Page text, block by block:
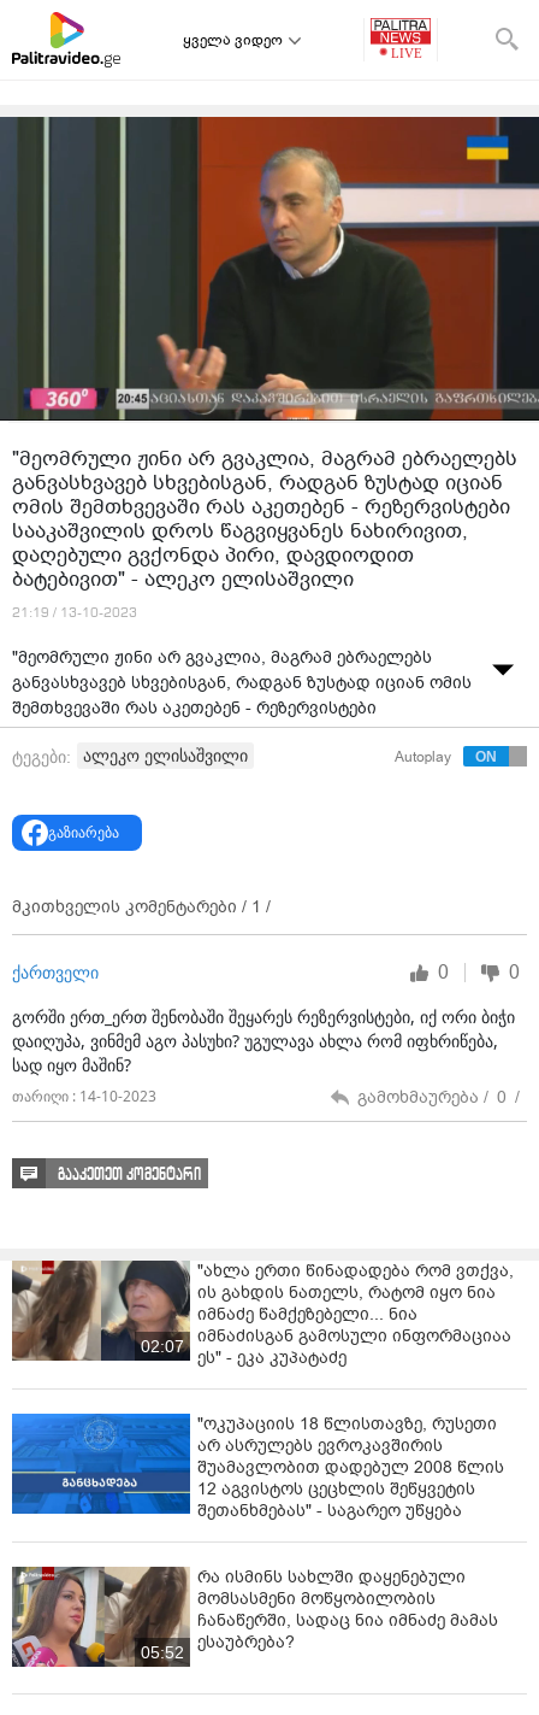
ყველა ვიდეო
"მეომრული ჟინი არ გვაკლია, მაგრამ ებრაელებს
განვასხვავებ სხვებისგან, რადგან ზუსტად იციან
ომის შემთხვევაში რას აკეთებენ - რეზერვისტები
სააკაშვილის დროს წაგვიყვანეს ნახირივით,
დაღებული გვქონდა პირი, დავდიოდით
ბატებივით" - ალეკო ელისაშვილი
21:19 / 13-10-2023
"მეომრული ჟინი არ გვაკლია, მაგრამ ებრაელებს
განვასხვავებ სხვებისგან, რადგან ზუსტად იციან ომის
შემთხვევაში რას აკეთებენ - რეზერვისტები
სააკაშვილის დროს წაგვიყვანეს ნახირივით,
დაღებული გვქონდა პირი, დავდიოდით ბატებივით" -
ტეგები: ალეკო ელისაშვილი Autoplay
გაზიარება
მკითხველის კომენტარები / 1 /
ქართველი 0 0
გორში ერთ_ერთ შენობაში შეყარეს რეზერვისტები, იქ ორი ბიჭი
დაიღუპა, ვინმემ აგო პასუხი? უგულავა ახლა რომ იფხრიწება,
სად იყო მაშინ?
თარიღი : 14-10-2023 გამოხმაურება / 0 /
გააკეთეთ კომენტარი
02:07
"ახლა ერთი წინადადება რომ ვთქვა,
ის გახდის ნათელს, რატომ იყო ნია
იმნაძე წამქეზებელი... ნია
იმნაძისგან გამოსული ინფორმაციაა
ეს" - ეკა კუპატაძე
"ოკუპაციის 18 წლისთავზე, რუსეთი
არ ასრულებს ევროკავშირის
შუამავლობით დადებულ 2008 წლის
12 აგვისტოს ცეცხლის შეწყვეტის
შეთანხმებას" - საგარეო უწყება
05:52
რა ისმინს სახლში დაყენებული
მომსასმენი მოწყობილობის
ჩანაწერში, სადაც ნია იმნაძე მამას
ესაუბრება?